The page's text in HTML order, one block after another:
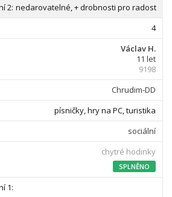
nedarovatelné, + drobnosti pro radost
4
Václav H.
11 let
9198
Chrudim-DD
písničky, hry na PC, turistika
sociální
chytré hodinky
SPLNĚNO